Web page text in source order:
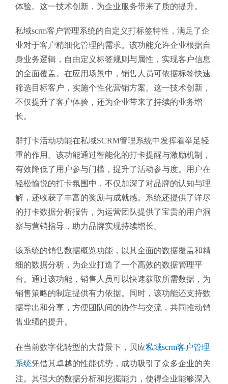
体验。这一技术创新，为企业服务带来了质的提升。
私域scrm客户管理系统的自定义打标签特性，满足了企
业对于客户精细化管理的需求。该功能允许企业根据自
身业务逻辑，自由定义标签规则与属性，实现客户信息
的全面覆盖。在应用场景中，销售人员可依据标签快速
筛选目标客户，实施个性化营销方案。这一技术创新，
不仅提升了客户体验，还为企业带来了持续的业务增
长。
群打卡活动功能在私域SCRM管理系统中发挥着举足轻
重的作用。该功能通过智能化的打卡提醒与激励机制，
有效降低了用户参与门槛，提升了活动参与度。用户在
轻松愉悦的打卡氛围中，不仅加深了对品牌的认知与理
解，还收获了丰富的奖励与成就感。系统还提供了详尽
的打卡数据分析报告，为运营团队提供了宝贵的用户洞
察与营销指导，助力品牌实现持续增长。
该系统的销售数据概览功能，以其全面的数据覆盖和精
细的数据分析，为企业打造了一个高效的数据管理平
台。通过该功能，销售人员可以快速获取所需数据，为
销售策略的制定提供有力依据。同时，该功能还支持数
据导出和分享，方便团队间的协作与交流，共同推动销
售业绩的提升。
在当前数字化转型的大背景下，贝应私域scrm客户管理
系统凭借其卓越的性能优势，成功吸引了众多企业的关
注。其强大的数据分析和挖掘能力，使得企业能够深入